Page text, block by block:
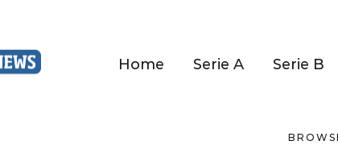
Home Serie A Serie B